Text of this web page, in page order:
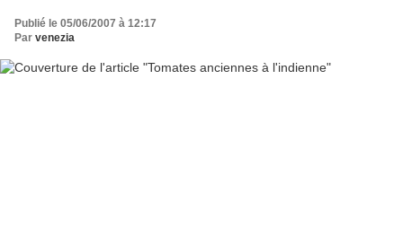
Publié le 05/06/2007 à 12:17
Par venezia